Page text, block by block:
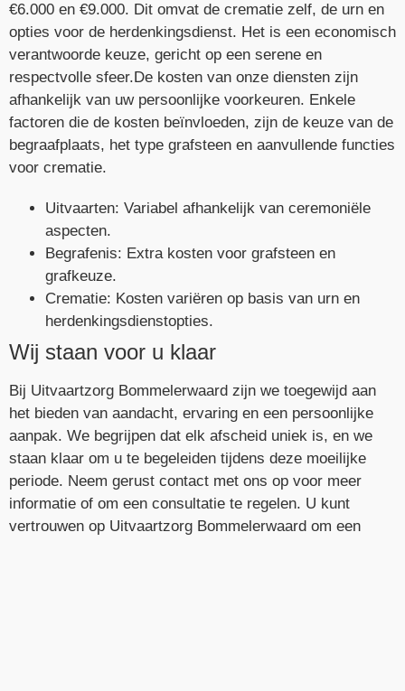
€6.000 en €9.000. Dit omvat de crematie zelf, de urn en
opties voor de herdenkingsdienst. Het is een economisch
verantwoorde keuze, gericht op een serene en
respectvolle sfeer.De kosten van onze diensten zijn
afhankelijk van uw persoonlijke voorkeuren. Enkele
factoren die de kosten beïnvloeden, zijn de keuze van de
begraafplaats, het type grafsteen en aanvullende functies
voor crematie.
Uitvaarten: Variabel afhankelijk van ceremoniële
aspecten.
Begrafenis: Extra kosten voor grafsteen en
grafkeuze.
Crematie: Kosten variëren op basis van urn en
herdenkingsdienstopties.
Wij staan voor u klaar
Bij Uitvaartzorg Bommelerwaard zijn we toegewijd aan
het bieden van aandacht, ervaring en een persoonlijke
aanpak. We begrijpen dat elk afscheid uniek is, en we
staan klaar om u te begeleiden tijdens deze moeilijke
periode. Neem gerust contact met ons op voor meer
informatie of om een consultatie te regelen. U kunt
vertrouwen op Uitvaartzorg Bommelerwaard om een